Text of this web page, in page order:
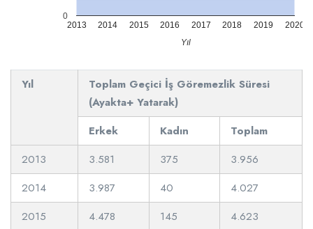
2013 2014 2015 2016 2017 2018 2019 2020
0
Yıl
Yıl
Toplam Geçici İş Göremezlik Süresi
(Ayakta+ Yatarak)
Erkek
Kadın
Toplam
2013
3.581 375
3.956
2014
3.987 40
4.027
2015
4.478 145
4.623